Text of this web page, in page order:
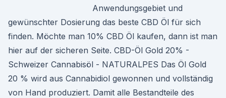
Anwendungsgebiet und
gewünschter Dosierung das beste CBD Öl für sich
finden. Möchte man 10% CBD Öl kaufen, dann ist man
hier auf der sicheren Seite. CBD-Öl Gold 20% -
Schweizer Cannabisöl - NATURALPES Das Öl Gold
20 % wird aus Cannabidiol gewonnen und vollständig
von Hand produziert. Damit alle Bestandteile des